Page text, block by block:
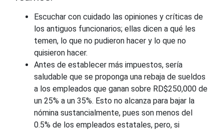
Escuchar con cuidado las opiniones y críticas de
los antiguos funcionarios; ellas dicen a qué les
temen, lo que no pudieron hacer y lo que no
quisieron hacer.
Antes de establecer más impuestos, sería
saludable que se proponga una rebaja de sueldos
a los empleados que ganan sobre RD$250,000 de
un 25% a un 35%. Esto no alcanza para bajar la
nómina sustancialmente, pues son menos del
0.5% de los empleados estatales, pero, si